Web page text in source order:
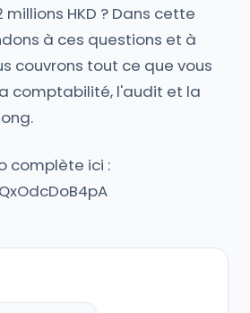
HKD ? Dans cette
à ces questions et à
couvrons tout ce que vous
comptabilité, l'audit et la
complète ici :